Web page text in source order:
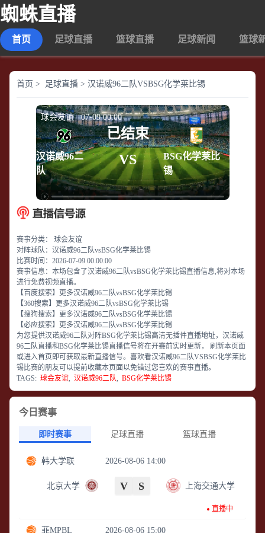
蜘蛛直播
首页 足球直播 篮球直播 足球新闻 篮球
首页 > 足球直播 > 汉诺威96二队VSBSG化学莱比锡
球会友谊 07-09 00:00
汉诺威96二
队
已结束
VS
BSG化学莱比
锡
赛事分类：
球会友谊
对阵球队： 汉诺威96二队vsBSG化学莱比锡
比赛时间： 2026-07-09 00:00:00
赛事信息： 本场包含了汉诺威96二队vsBSG化学莱比锡直播信息,将对本场
进行免费视频直播。
【百度搜索】 更多汉诺威96二队vsBSG化学莱比锡
【360搜索】 更多汉诺威96二队vsBSG化学莱比锡
【搜狗搜索】 更多汉诺威96二队vsBSG化学莱比锡
【必应搜索】 更多汉诺威96二队vsBSG化学莱比锡
为您提供汉诺威96二队对阵BSG化学莱比锡高清无插件直播地址，汉诺威
96二队直播和BSG化学莱比锡直播信号将在开赛前实时更新， 刷新本页面
或进入首页即可获取最新直播信号。喜欢看汉诺威96二队VSBSG化学莱比
锡比赛的朋友可以提前收藏本页面以免错过您喜欢的赛事直播。
TAGS: 球会友谊, 汉诺威96二队, BSG化学莱比锡
今日赛事
即时赛事 足球直播 篮球直播
2026-08-06 14:00
韩大学联
北京大学 V S 上海交通大学
直播中
2026-08-06 15:00
菲MPBL